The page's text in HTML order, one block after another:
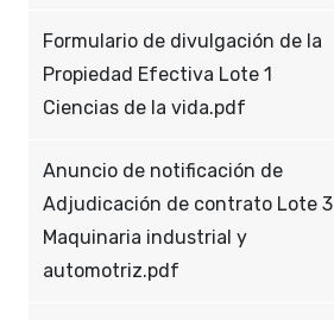
Formulario de divulgación de la
Propiedad Efectiva Lote 1
Ciencias de la vida.pdf
Anuncio de notificación de
Adjudicación de contrato Lote 3
Maquinaria industrial y
automotriz.pdf